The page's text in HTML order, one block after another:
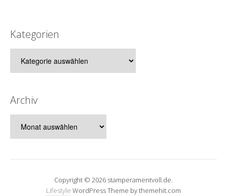
Kategorien
Archiv
Copyright © 2026 stamperamentvoll.de.
Lifestyle WordPress Theme by themehit.com